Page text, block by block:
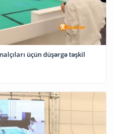
üçün düşərgə təşkil